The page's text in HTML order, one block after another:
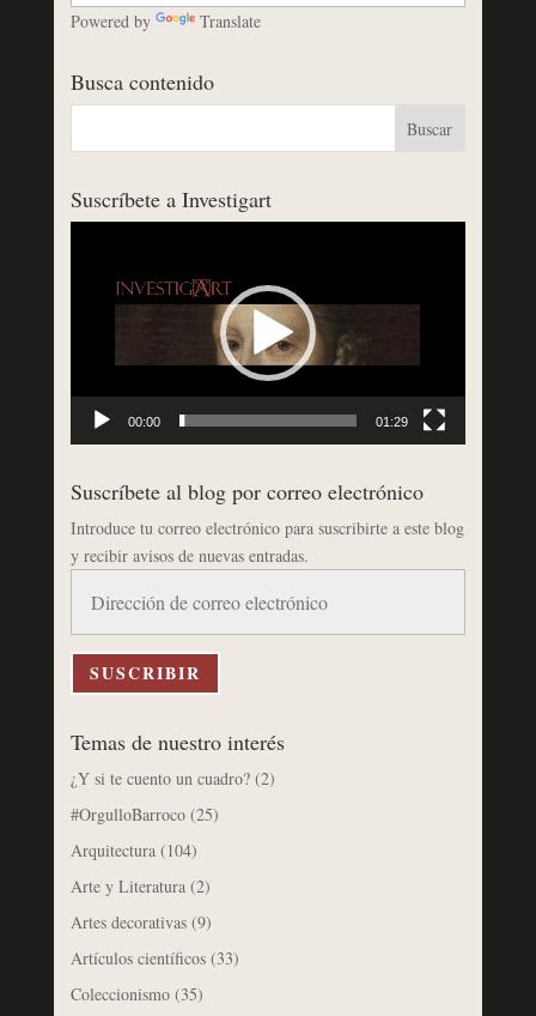
Powered by Translate
Busca contenido
Suscríbete a Investigart
00:00 01:29
Suscríbete al blog por correo electrónico
Introduce tu correo electrónico para suscribirte a este blog
y recibir avisos de nuevas entradas.
correo
electrónico
SUSCRIBIR
Temas de nuestro interés
¿Y si te cuento un cuadro?(2)
#OrgulloBarroco(25)
Arquitectura(104)
Arte y Literatura(2)
Artes decorativas(9)
Artículos científicos(33)
Coleccionismo(35)